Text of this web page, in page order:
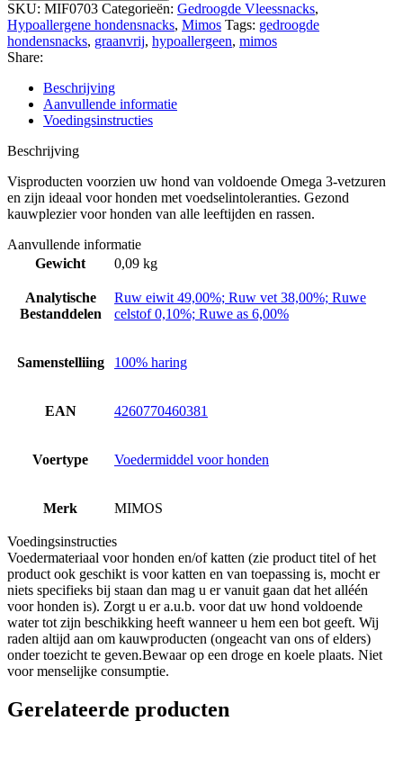
SKU: MIF0703 Categorieën: Gedroogde Vleessnacks,
Hypoallergene hondensnacks, Mimos Tags: gedroogde
hondensnacks, graanvrij, hypoallergeen, mimos
Share:
Beschrijving
Aanvullende informatie
Voedingsinstructies
Beschrijving
Visproducten voorzien uw hond van voldoende Omega 3-vetzuren
en zijn ideaal voor honden met voedselintoleranties. Gezond
kauwplezier voor honden van alle leeftijden en rassen.
Aanvullende informatie
Gewicht
0,09 kg
Analytische
Bestanddelen
Ruw eiwit 49,00%; Ruw vet 38,00%; Ruwe
celstof 0,10%; Ruwe as 6,00%
Samenstelliing 100% haring
EAN 4260770460381
Voertype Voedermiddel voor honden
Merk MIMOS
Voedingsinstructies
Voedermateriaal voor honden en/of katten (zie product titel of het
product ook geschikt is voor katten en van toepassing is, mocht er
niets specifieks bij staan dan mag u er vanuit gaan dat het alléén
voor honden is). Zorgt u er a.u.b. voor dat uw hond voldoende
water tot zijn beschikking heeft wanneer u hem een bot geeft. Wij
raden altijd aan om kauwproducten (ongeacht van ons of elders)
onder toezicht te geven.Bewaar op een droge en koele plaats. Niet
voor menselijke consumptie.
Gerelateerde producten